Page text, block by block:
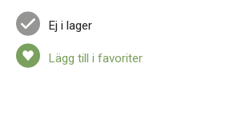
Ej i lager
Lägg till i favoriter